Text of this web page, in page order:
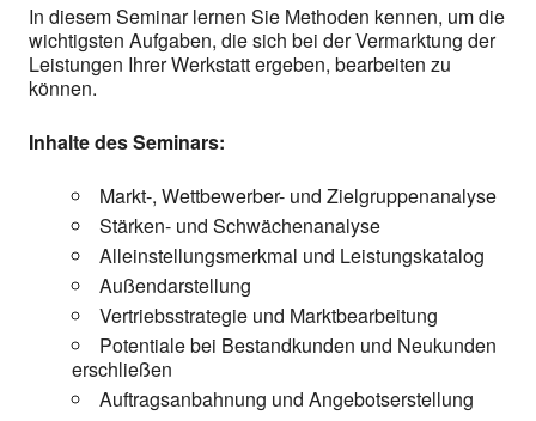
In diesem Seminar lernen Sie Methoden kennen, um die
wichtigsten Aufgaben, die sich bei der Vermarktung der
Leistungen Ihrer Werkstatt ergeben, bearbeiten zu
können.
Inhalte des Seminars:
Markt-, Wettbewerber- und Zielgruppenanalyse
Stärken- und Schwächenanalyse
Alleinstellungsmerkmal und Leistungskatalog
Außendarstellung
Vertriebsstrategie und Marktbearbeitung
Potentiale bei Bestandkunden und Neukunden
erschließen
Auftragsanbahnung und Angebotserstellung